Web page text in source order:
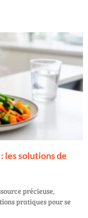
les solutions de
précieuse,
pratiques pour se